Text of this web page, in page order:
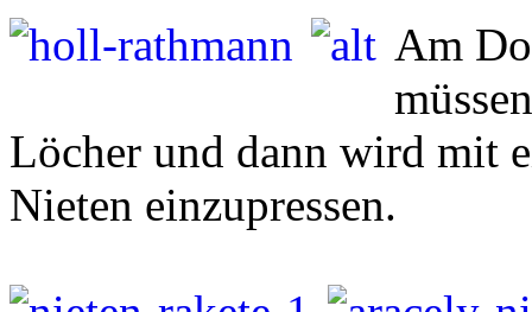
Am
Löcher und dann wird mit
Nieten einzupressen.